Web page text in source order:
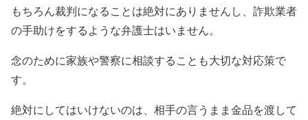
もちろん裁判になることは絶対にありませんし、詐欺業者
の手助けをするような弁護士はいません。
念のために家族や警察に相談することも大切な対応策で
す。
絶対にしてはいけないのは、相手の言うまま金品を渡して